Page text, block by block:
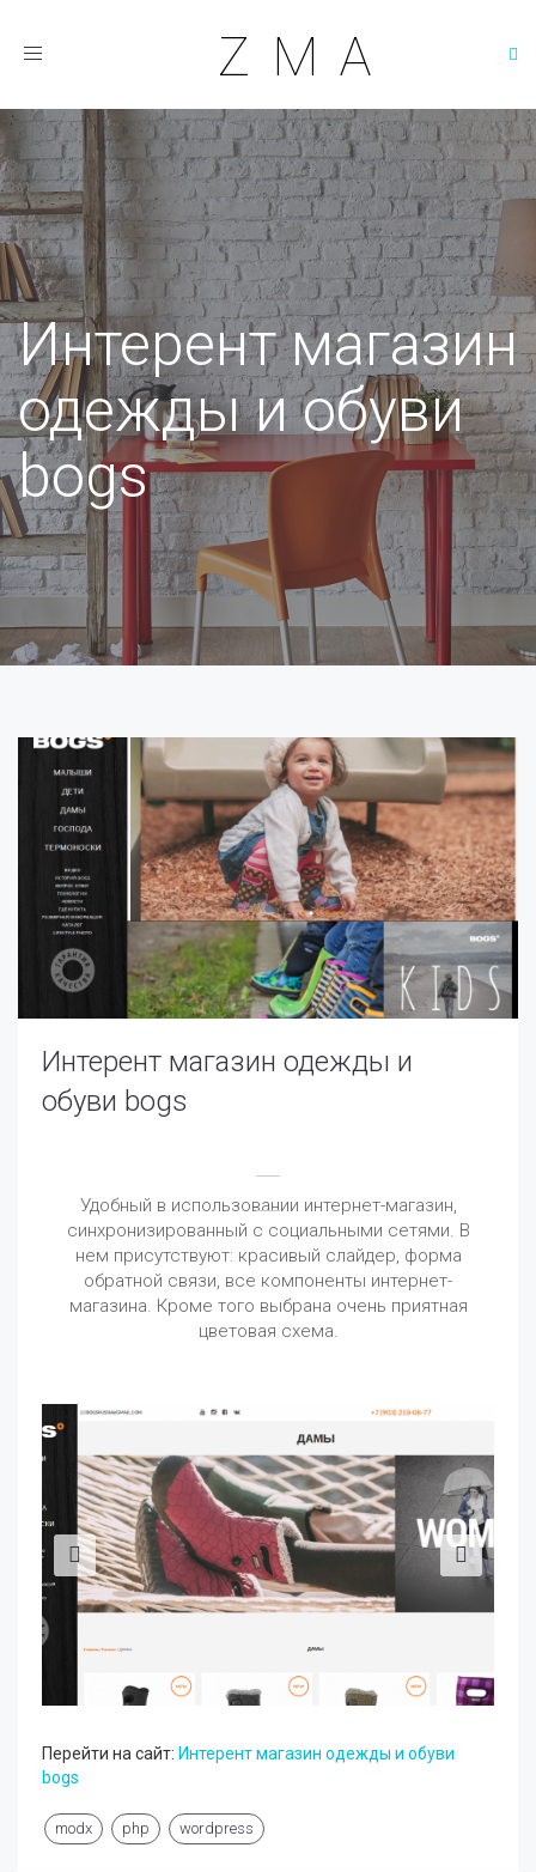
Интерент
обуви
bogs
ZMA
Интерент магазин
одежды и обуви
bogs
Интерент магазин одежды и
обуви bogs
Удобный в использовании интернет-магазин,
синхронизированный с социальными сетями. В
нем присутствуют: красивый слайдер, форма
обратной связи, все компоненты интернет-
магазина. Кроме того выбрана очень приятная
цветовая схема.
Предыдущий
Перейти на сайт: Интерент магазин одежды и обуви
bogs
modx php wordpress